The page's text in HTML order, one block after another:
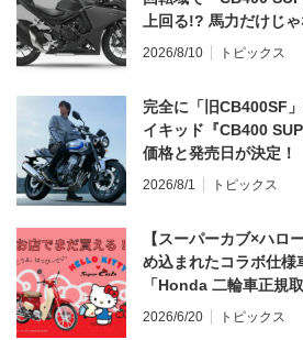
上回る!? 馬力だけじ
とつ！
2026/8/10 トピックス
完全に「旧CB400SF
イキッド『CB400
価格と発売日が決定！
2026/8/1 トピックス
【スーパーカブ×ハロ
め込まれたコラボ仕様
「Honda 二輪車正規
2026/6/20 トピックス